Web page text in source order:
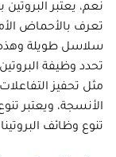
نعم، يعتبر
تعرف بالأحماض
سلاسل طويلة
تحدد وظيفة
مثل تحفيز التفاعلات
الأنسجة، ويعتبر
تنوع وظائف